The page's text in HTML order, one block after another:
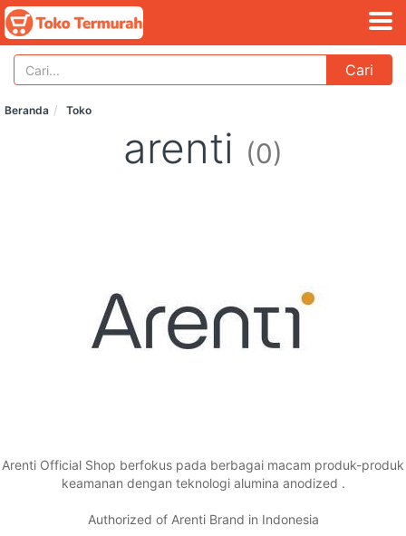
Cari
Beranda Toko
arenti (0)
Arenti Official Shop berfokus pada berbagai macam produk-produk
keamanan dengan teknologi alumina anodized .
Authorized of Arenti Brand in Indonesia